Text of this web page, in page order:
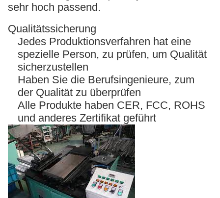
sehr hoch passend.
Qualitätssicherung
Jedes Produktionsverfahren hat eine
spezielle Person, zu prüfen, um Qualität
sicherzustellen
Haben Sie die Berufsingenieure, zum
der Qualität zu überprüfen
Alle Produkte haben CER, FCC, ROHS
und anderes Zertifikat geführt